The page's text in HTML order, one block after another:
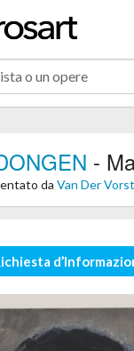
-
da Van Der